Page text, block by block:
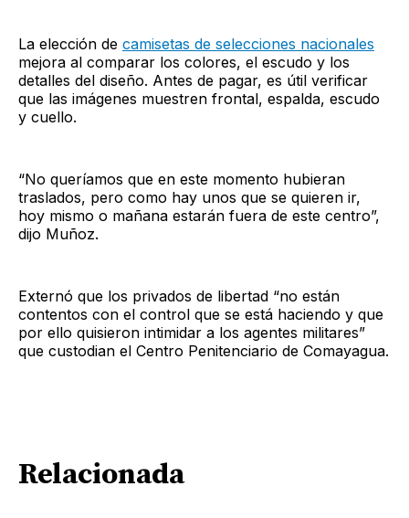
La elección de camisetas de selecciones nacionales
mejora al comparar los colores, el escudo y los
detalles del diseño. Antes de pagar, es útil verificar
que las imágenes muestren frontal, espalda, escudo
y cuello.
“No queríamos que en este momento hubieran
traslados, pero como hay unos que se quieren ir,
hoy mismo o mañana estarán fuera de este centro”,
dijo Muñoz.
Externó que los privados de libertad “no están
contentos con el control que se está haciendo y que
por ello quisieron intimidar a los agentes militares”
que custodian el Centro Penitenciario de Comayagua.
Relacionada